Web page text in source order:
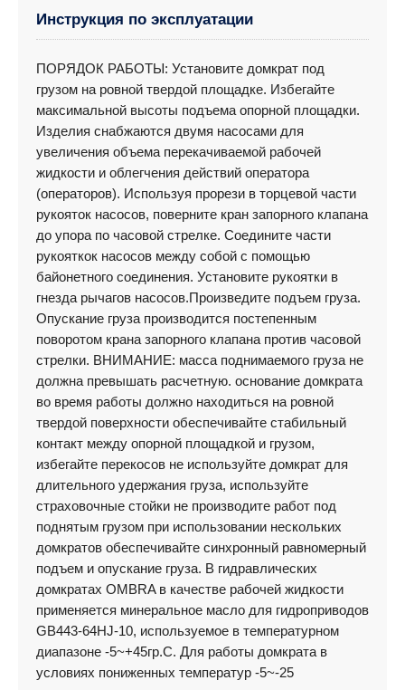
Инструкция по эксплуатации
ПОРЯДОК РАБОТЫ: Установите домкрат под
грузом на ровной твердой площадке. Избегайте
максимальной высоты подъема опорной площадки.
Изделия снабжаются двумя насосами для
увеличения объема перекачиваемой рабочей
жидкости и облегчения действий оператора
(операторов). Используя прорези в торцевой части
рукояток насосов, поверните кран запорного клапана
до упора по часовой стрелке. Соедините части
рукояткок насосов между собой с помощью
байонетного соединения. Установите рукоятки в
гнезда рычагов насосов.Произведите подъем груза.
Опускание груза производится постепенным
поворотом крана запорного клапана против часовой
стрелки. ВНИМАНИЕ: масса поднимаемого груза не
должна превышать расчетную. основание домкрата
во время работы должно находиться на ровной
твердой поверхности обеспечивайте стабильный
контакт между опорной площадкой и грузом,
избегайте перекосов не используйте домкрат для
длительного удержания груза, используйте
страховочные стойки не производите работ под
поднятым грузом при использовании нескольких
домкратов обеспечивайте синхронный равномерный
подъем и опускание груза. В гидравлических
домкратах OMBRA в качестве рабочей жидкости
применяется минеральное масло для гидроприводов
GB443-64HJ-10, используемое в температурном
диапазоне -5~+45гр.С. Для работы домкрата в
условиях пониженных температур -5~-25